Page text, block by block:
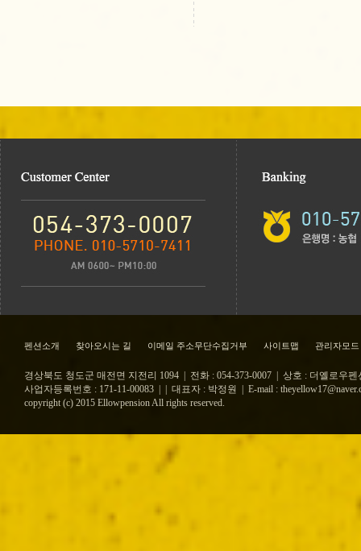
펜션소개 찾아오시는 길 이메일 주소무단수집거부 사이트맵 관리자모드
경상북도 청도군 매전면 지전리 1094 | 전화 : 054-373-0007 | 상호 : 더옐로우펜
사업자등록번호 : 171-11-00083 |
| 대표자 : 박정원 | E-mail :
copyright (c) 2015 Ellowpension All rights reserved.